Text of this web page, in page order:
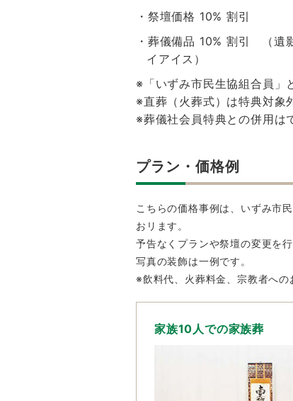
・祭壇価格 10% 割引
・葬儀備品 10% 割引 （遺
イアイス）
※「いずみ市民生協組合員」
※直葬（火葬式）は特典対象
※葬儀社会員特典との併用は
プラン・価格例
こちらの価格事例は、いずみ市
おリます。
予告なくプランや祭壇の変更を
写真の装飾は一例です。
※飲料代、火葬料金、宗教者への
家族10人での家族葬